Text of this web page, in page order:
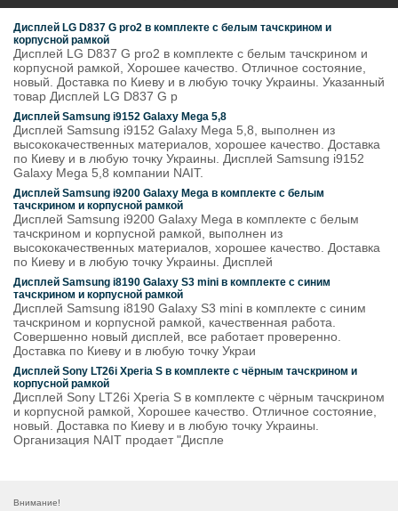
Дисплей LG D837 G pro2 в комплекте с белым тачскрином и
корпусной рамкой
Дисплей LG D837 G pro2 в комплекте с белым тачскрином и
корпусной рамкой, Хорошее качество. Отличное состояние,
новый. Доставка по Киеву и в любую точку Украины. Указанный
товар Дисплей LG D837 G p
Дисплей Samsung i9152 Galaxy Mega 5,8
Дисплей Samsung i9152 Galaxy Mega 5,8, выполнен из
высококачественных материалов, хорошее качество. Доставка
по Киеву и в любую точку Украины. Дисплей Samsung i9152
Galaxy Mega 5,8 компании NAIT.
Дисплей Samsung i9200 Galaxy Mega в комплекте с белым
тачскрином и корпусной рамкой
Дисплей Samsung i9200 Galaxy Mega в комплекте с белым
тачскрином и корпусной рамкой, выполнен из
высококачественных материалов, хорошее качество. Доставка
по Киеву и в любую точку Украины. Дисплей
Дисплей Samsung i8190 Galaxy S3 mini в комплекте с синим
тачскрином и корпусной рамкой
Дисплей Samsung i8190 Galaxy S3 mini в комплекте с синим
тачскрином и корпусной рамкой, качественная работа.
Совершенно новый дисплей, все работает проверенно.
Доставка по Киеву и в любую точку Украи
Дисплей Sony LT26i Xperia S в комплекте с чёрным тачскрином и
корпусной рамкой
Дисплей Sony LT26i Xperia S в комплекте с чёрным тачскрином
и корпусной рамкой, Хорошее качество. Отличное состояние,
новый. Доставка по Киеву и в любую точку Украины.
Организация NAIT продает "Диспле
Внимание!